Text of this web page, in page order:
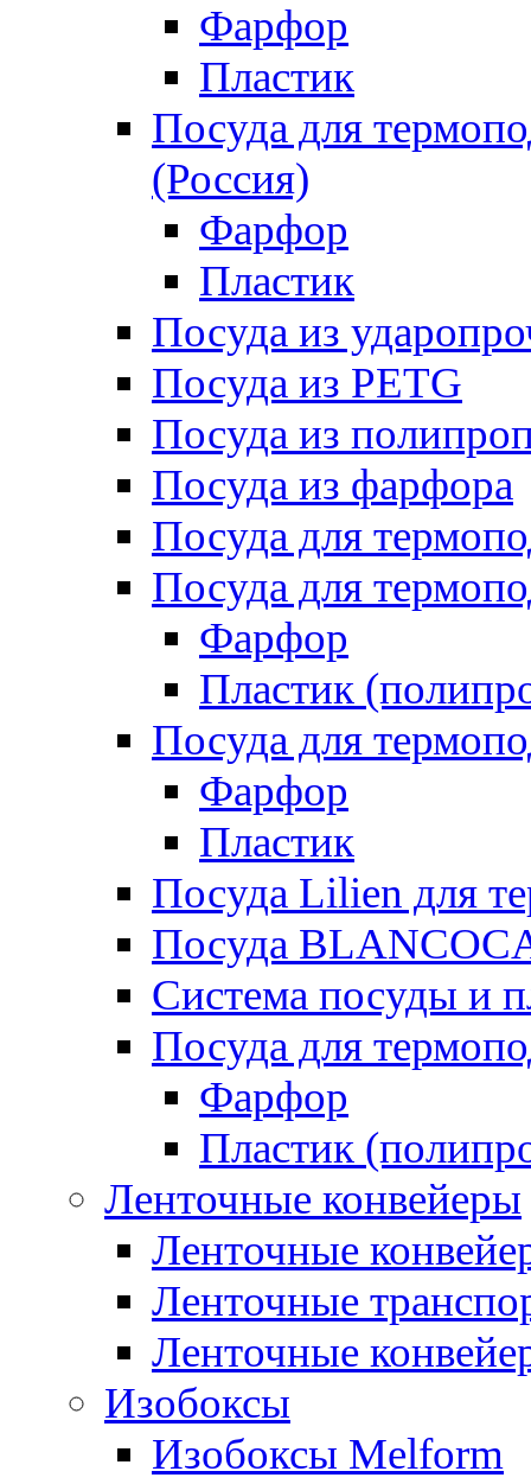
Фарфор
Пластик
Посуда для
(Россия)
Фарфор
Пластик
Посуда из
Посуда из PETG
Посуда из
Посуда из фарфора
Посуда для
Посуда для
Фарфор
Пластик
Посуда для
Фарфор
Пластик
Посуда Lilien для
Посуда
Система посуды и
Посуда для
Фарфор
Пластик
Ленточные конвейеры
Ленточные
Ленточные
Ленточные
Изобоксы
Изобоксы Melform